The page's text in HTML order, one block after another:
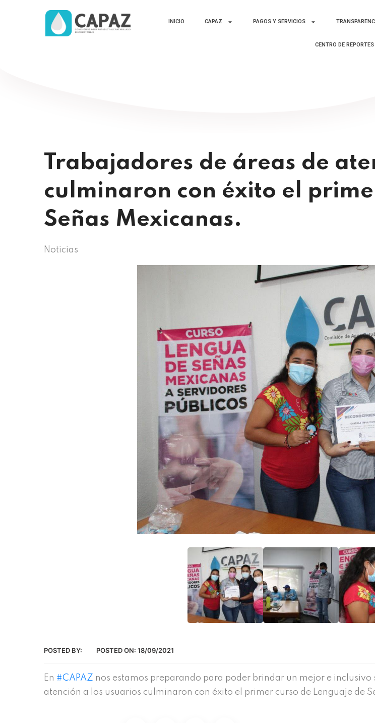
INICIO CAPAZ PAGOS Y SERVICIOS
CENTRO DE REPORTES
Trabajadores de áreas de
culminaron con éxito el
Señas Mexicanas.
Noticias
POSTED BY: POSTED ON: 18/09/2021
En #CAPAZ nos estamos preparando para poder brindar un mejor e
atención a los usuarios culminaron con éxito el primer curso de Lenguaje de